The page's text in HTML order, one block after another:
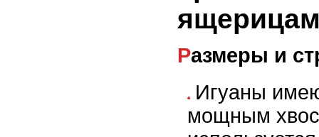
Размеры и
Игуаны
мощным